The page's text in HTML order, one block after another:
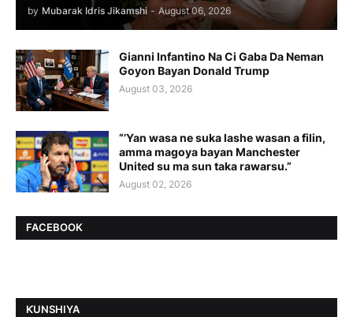
by Mubarak Idris Jikamshi - August 06, 2026
Gianni Infantino Na Ci Gaba Da Neman
Goyon Bayan Donald Trump
August 03, 2026
“’Yan wasa ne suka lashe wasan a filin,
amma magoya bayan Manchester
United su ma sun taka rawarsu.”
August 02, 2026
FACEBOOK
ƘUNSHIYA